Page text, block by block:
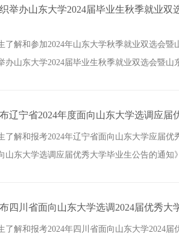
举办山东大学2024届毕业生秋季就业
了解和参加2024年山东大学秋季就业双选会
办山东大学2024届毕业生秋季就业双选会暨山
辽宁省2024年度面向山东大学选调应届
了解和报考2024年辽宁省面向山东大学应届
山东大学选调应届优秀大学毕业生公告的通知
四川省面向山东大学选调2024届优秀大
了解和报考2024年四川省面向山东大学2024